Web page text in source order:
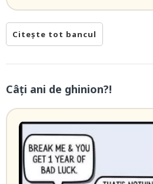
Citește tot bancul
Câți ani de ghinion?!